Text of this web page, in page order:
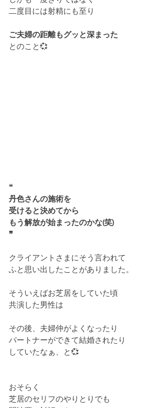
二度目には射精にも至り
ご夫婦の距離もグッと深まった
とのこと💞
❝
丹色さんの施術を
受けると決めてから
もう解放が始まったのかな(笑)
❞
クライアントさまにそう言われて
ふと思い出したことがありました。
そういえばお芝居をしていた頃
共演した男性は
その後、夫婦仲がよくなったり
パートナーができて結婚されたり
していたなぁ、と💞
おそらく
芝居のセリフのやりとりでも